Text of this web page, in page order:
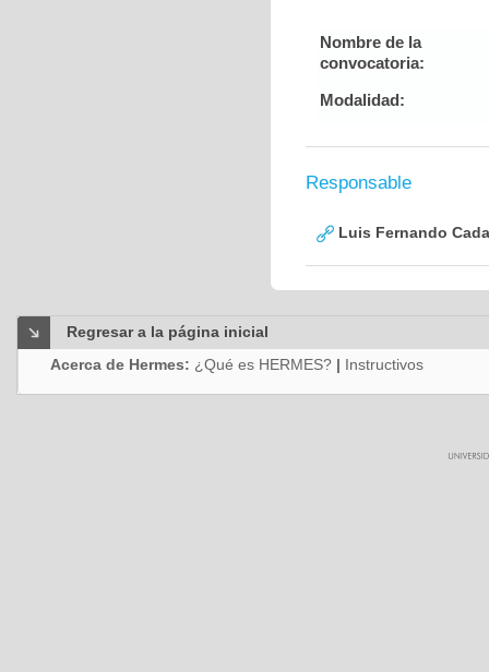
Nombre de la
convocatoria:
Modalidad:
Responsable
Luis Fernando
Regresar a la página inicial
Acerca de Hermes: ¿Qué es HERMES? | Instructivos